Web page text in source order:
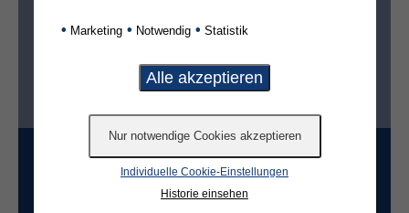
Ist der Friedhof im selben Ort?*
• Marketing • Notwendig • Statistik
Individuelle Cookie-Einstellungen
Historie einsehen